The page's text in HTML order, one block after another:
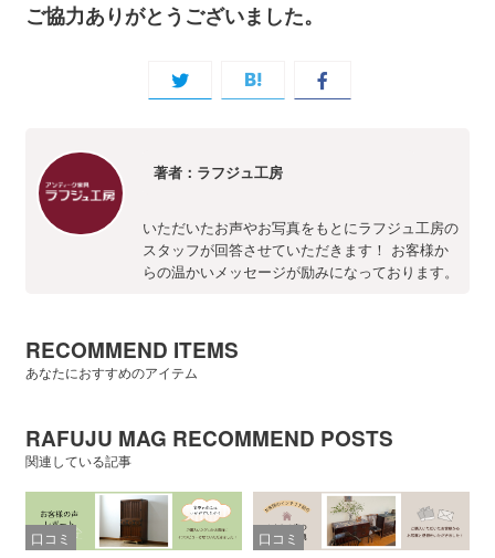
ご協力ありがとうございました。
著者：ラフジュ工房
いただいたお声やお写真をもとにラフジュ工房の
スタッフが回答させていただきます！ お客様か
らの温かいメッセージが励みになっております。
RECOMMEND ITEMS
あなたにおすすめのアイテム
RAFUJU MAG RECOMMEND POSTS
関連している記事
口コミ
口コミ